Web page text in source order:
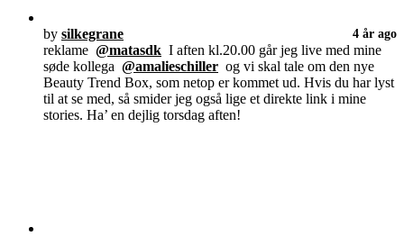
by silkegrane 4 år ago
reklame @matasdk I aften kl.20.00 går jeg live med mine
søde kollega @amalieschiller og vi skal tale om den nye
Beauty Trend Box, som netop er kommet ud. Hvis du har lyst
til at se med, så smider jeg også lige et direkte link i mine
stories. Ha’ en dejlig torsdag aften!